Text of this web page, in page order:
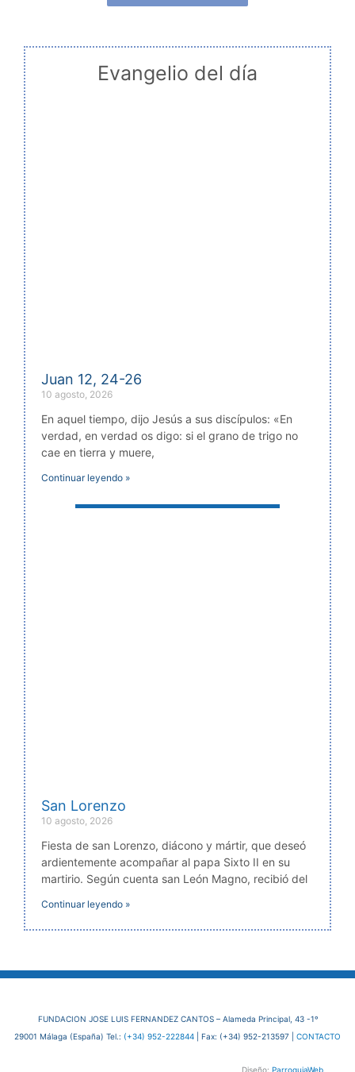
Evangelio del día
Juan 12, 24-26
10 agosto, 2026
En aquel tiempo, dijo Jesús a sus discípulos: «En
verdad, en verdad os digo: si el grano de trigo no
cae en tierra y muere,
Continuar leyendo »
San Lorenzo
10 agosto, 2026
Fiesta de san Lorenzo, diácono y mártir, que deseó
ardientemente acompañar al papa Sixto II en su
martirio. Según cuenta san León Magno, recibió del
Continuar leyendo »
FUNDACION JOSE LUIS FERNANDEZ CANTOS – Alameda Principal, 43 -1º
29001 Málaga (España) Tel.: (+34) 952-222844 | Fax: (+34) 952-213597 | CONTACTO
Diseño: ParroquiaWeb